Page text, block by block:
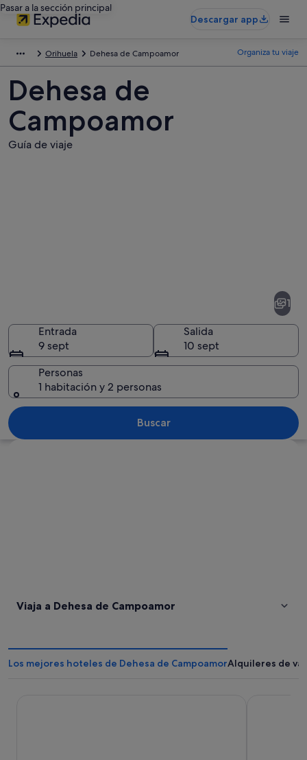
Pasar a la sección principal
Descargar app
Orihuela Dehesa de Campoamor Organiza tu viaje
Dehesa de
Campoamor
Guía de viaje
Campoamor
Un paisaje urbano costero con una
1
Entrada
9 sept
Salida
10 sept
Personas
1 habitación y 2 personas
Buscar
Viaja a Dehesa de Campoamor
Los mejores hoteles de Dehesa de CampoamorAlquileres de